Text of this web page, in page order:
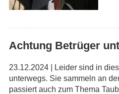
Achtung Betrüger
23.12.2024 | Leider sind in
unterwegs. Sie sammeln an
passiert auch zum Thema